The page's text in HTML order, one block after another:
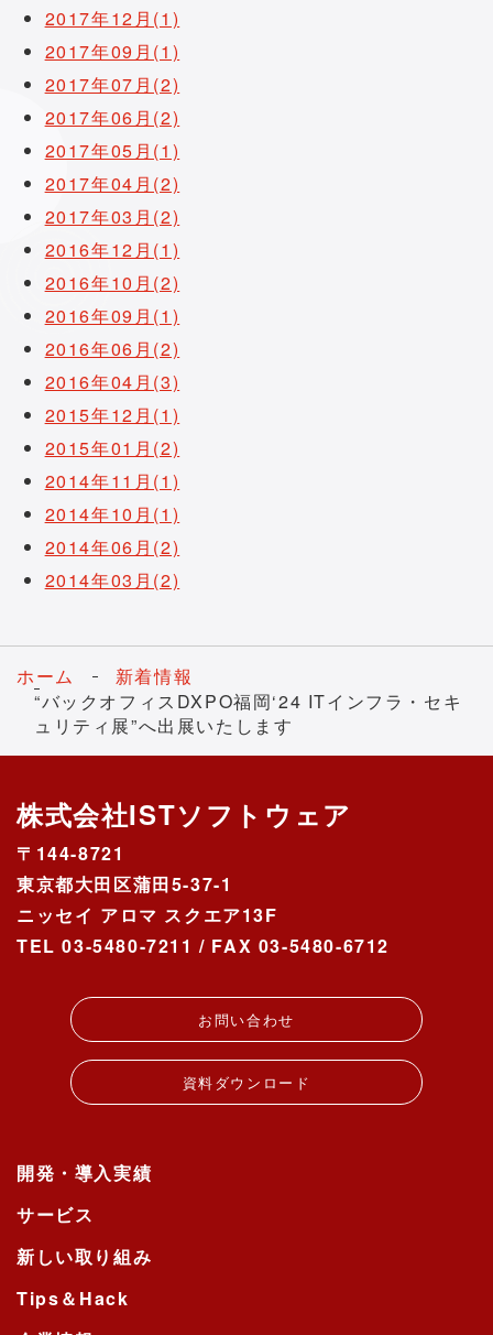
2017年12月(1)
2017年09月(1)
2017年07月(2)
2017年06月(2)
2017年05月(1)
2017年04月(2)
2017年03月(2)
2016年12月(1)
2016年10月(2)
2016年09月(1)
2016年06月(2)
2016年04月(3)
2015年12月(1)
2015年01月(2)
2014年11月(1)
2014年10月(1)
2014年06月(2)
2014年03月(2)
ホーム
新着情報
“バックオフィスDXPO福岡‘24 ITインフラ・セキ
ュリティ展”へ出展いたします
株式会社ISTソフトウェア
〒144-8721
東京都大田区蒲田5-37-1
ニッセイ アロマ スクエア13F
TEL 03-5480-7211 / FAX 03-5480-6712
お問い合わせ
資料ダウンロード
開発・導入実績
サービス
新しい取り組み
Tips＆Hack